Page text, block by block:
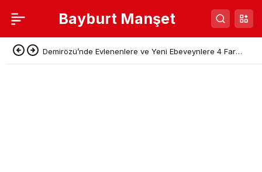
Bayburt Manşet
Demirözü’nde Evlenenlere ve Yeni Ebeveynlere 4 Farklı